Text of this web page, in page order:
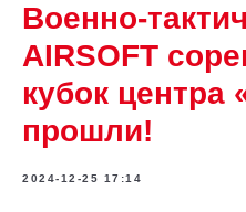
Военно-
AIRSOFT
кубок центра
прошли!
2024-12-25 17:14